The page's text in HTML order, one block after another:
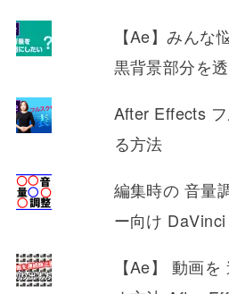
【Ae】みん
黒背景部分を
After Effects
る方法
編集時の 音量
ー向け
【Ae】 動画